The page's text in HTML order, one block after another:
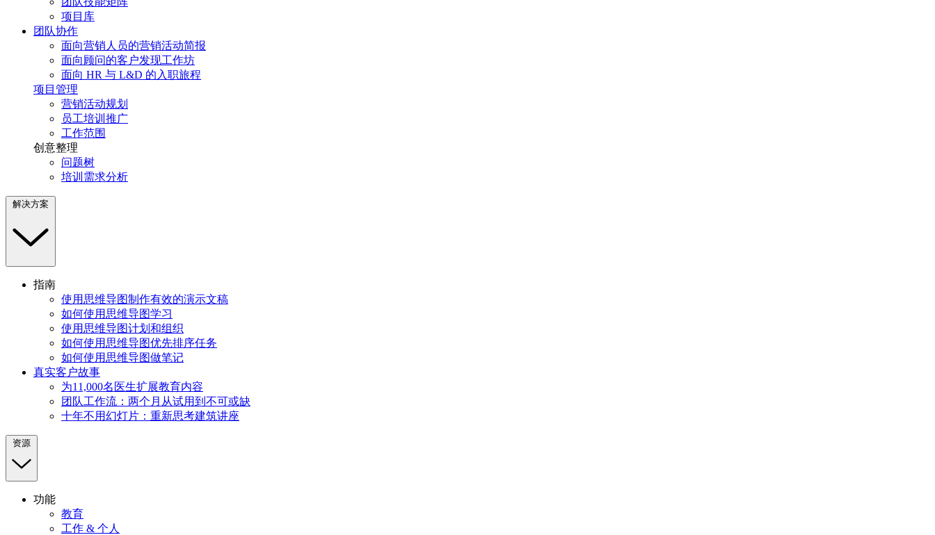
项目库
团队协作
面向营销人员的营销活动简报
面向顾问的客户发现工作坊
面向 HR 与 L&D 的入职旅程
项目管理
营销活动规划
员工培训推广
工作范围
创意整理
问题树
培训需求分析
解决方案
指南
使用思维导图制作有效的演示文稿
如何使用思维导图学习
使用思维导图计划和组织
如何使用思维导图优先排序任务
如何使用思维导图做笔记
真实客户故事
为11,000名医生扩展教育内容
团队工作流：两个月从试用到不可或缺
十年不用幻灯片：重新思考建筑讲座
资源
功能
教育
工作 & 个人